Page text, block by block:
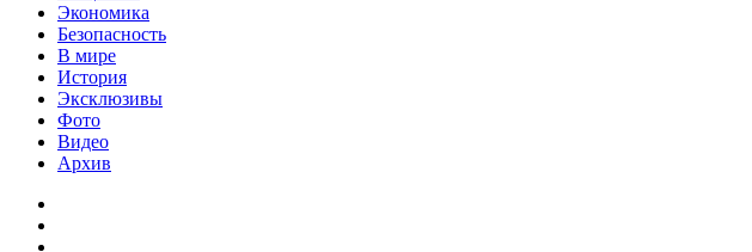
Экономика
Безопасность
В мире
История
Эксклюзивы
Фото
Видео
Архив